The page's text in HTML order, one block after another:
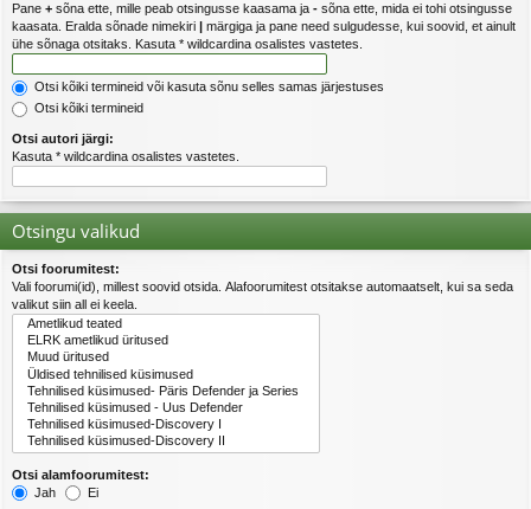
Pane + sõna ette, mille peab otsingusse kaasama ja - sõna ette, mida ei tohi otsingusse
kaasata. Eralda sõnade nimekiri | märgiga ja pane need sulgudesse, kui soovid, et ainult
ühe sõnaga otsitaks. Kasuta * wildcardina osalistes vastetes.
Otsi kõiki termineid või kasuta sõnu selles samas järjestuses
Otsi kõiki termineid
Otsi autori järgi:
Kasuta * wildcardina osalistes vastetes.
Otsingu valikud
Otsi foorumitest:
Vali foorumi(id), millest soovid otsida. Alafoorumitest otsitakse automaatselt, kui sa seda
valikut siin all ei keela.
Otsi alamfoorumitest:
Jah
Ei